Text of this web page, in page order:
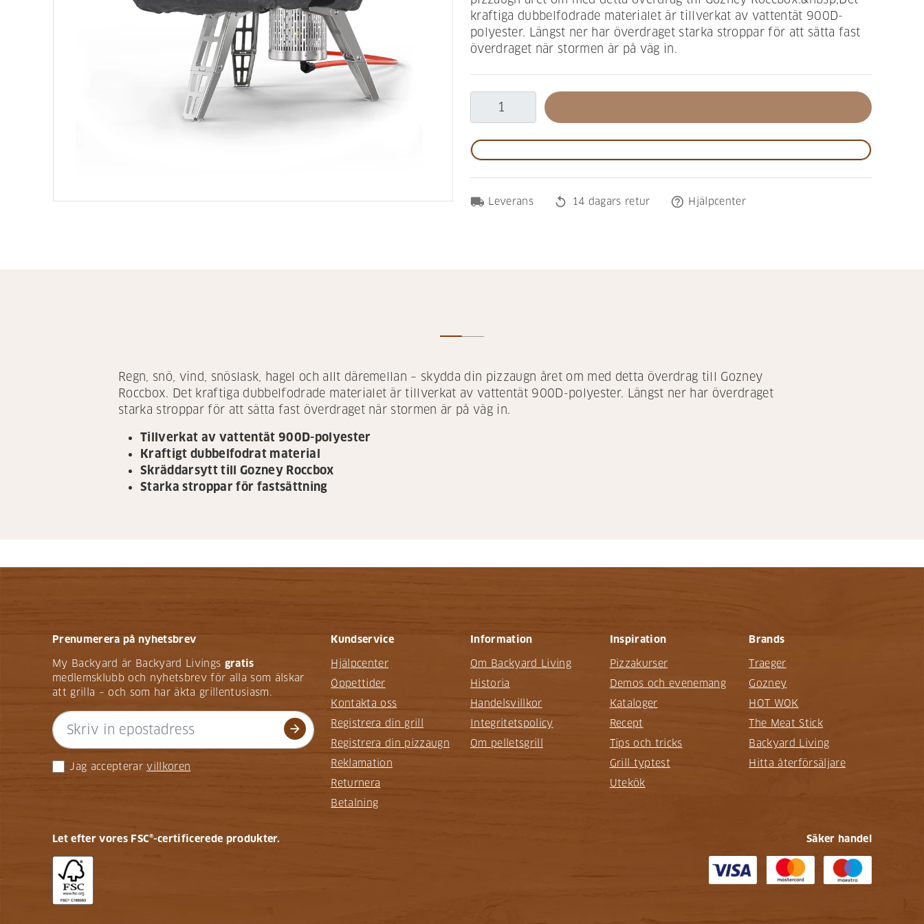
kraftiga dubbelfodrade materialet är tillverkat av vattentät 900D-
polyester. Längst ner har överdraget starka stroppar för att sätta fast
överdraget när stormen är på väg in.
local_shipping Leverans replay 14 dagars retur help_outline Hjälpcenter
Regn, snö, vind, snöslask, hagel och allt däremellan – skydda din pizzaugn året om med detta överdrag till Gozney
Roccbox. Det kraftiga dubbelfodrade materialet är tillverkat av vattentät 900D-polyester. Längst ner har överdraget
starka stroppar för att sätta fast överdraget när stormen är på väg in.
Tillverkat av vattentät 900D-polyester
Kraftigt dubbelfodrat material
Skräddarsytt till Gozney Roccbox
Starka stroppar för fastsättning
Prenumerera på nyhetsbrev
My Backyard är Backyard Livings gratis
medlemsklubb och nyhetsbrev för alla som älskar
att grilla – och som har äkta grillentusiasm.
arrow_forward
Jag accepterar villkoren
Kundservice
Hjälpcenter
Öppettider
Kontakta oss
Registrera din grill
Registrera din pizzaugn
Reklamation
Returnera
Betalning
Information
Om Backyard Living
Historia
Handelsvillkor
Integritetspolicy
Om pelletsgrill
Inspiration
Pizzakurser
Demos och evenemang
Kataloger
Recept
Tips och tricks
Grill typtest
Utekök
Brands
Traeger
Gozney
HOT WOK
The Meat Stick
Backyard Living
Hitta återförsäljare
Let efter vores FSC®-certificerede produkter. Säker handel